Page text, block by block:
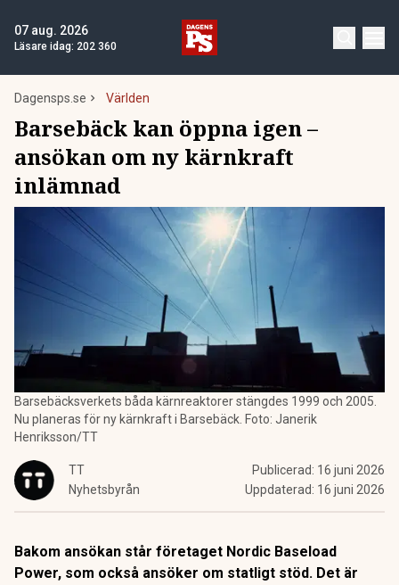
07 aug. 2026
Läsare idag: 202 360
Dagensps.se Världen
Barsebäck kan öppna igen –
ansökan om ny kärnkraft
inlämnad
Barsebäcksverkets båda kärnreaktorer stängdes 1999 och 2005.
Nu planeras för ny kärnkraft i Barsebäck. Foto: Janerik
Henriksson/TT
TT
Nyhetsbyrån
Publicerad: 16 juni 2026
Uppdaterad: 16 juni 2026
Bakom ansökan står företaget Nordic Baseload
Power, som också ansöker om statligt stöd. Det är